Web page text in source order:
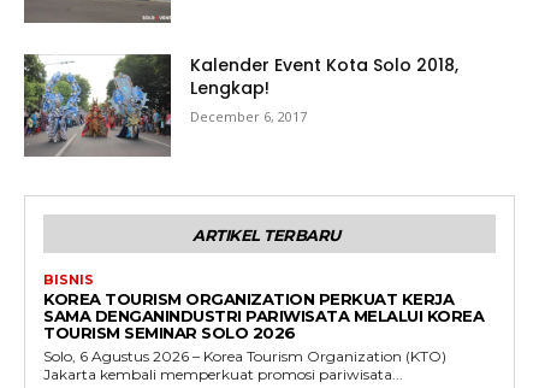
Kalender Event Kota Solo 2018,
Lengkap!
December 6, 2017
ARTIKEL TERBARU
BISNIS
KOREA TOURISM ORGANIZATION PERKUAT KERJA
SAMA DENGANINDUSTRI PARIWISATA MELALUI KOREA
TOURISM SEMINAR SOLO 2026
Solo, 6 Agustus 2026 – Korea Tourism Organization (KTO)
Jakarta kembali memperkuat promosi pariwisata...